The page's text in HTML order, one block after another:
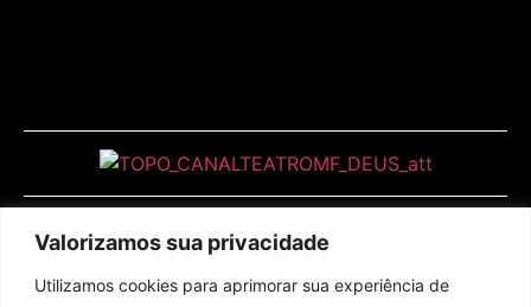
Valorizamos sua privacidade
Utilizamos cookies para aprimorar sua experiência de